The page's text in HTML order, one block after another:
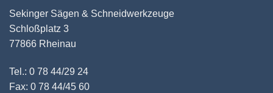
Sekinger Sägen & Schneidwerkzeuge
Schloßplatz 3
77866 Rheinau
Tel.: 0 78 44/29 24
Fax: 0 78 44/45 60